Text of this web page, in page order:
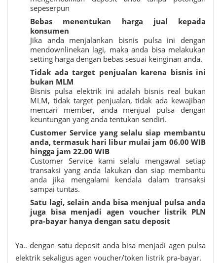
sepeserpun
Bebas menentukan harga jual kepada
konsumen
Jika anda menjalankan bisnis pulsa ini dengan
mendownlinekan lagi, maka anda bisa melakukan
setting harga dengan bebas sesuai keinginan anda.
Tidak ada target penjualan karena bisnis ini
bukan MLM
Bisnis pulsa elektrik ini adalah bisnis real bukan
MLM, tidak target penjualan, tidak ada kewajiban
mencari member, anda menjual pulsa dengan
keuntungan yang anda tentukan sendiri.
Customer Service yang selalu siap membantu
anda, termasuk hari libur mulai jam 06.00 WIB
hingga jam 22.00 WIB
Customer Service kami selalu mengawal setiap
transaksi yang anda lakukan dan siap membantu
anda jika mengalami kendala dalam transaksi
sampai tuntas.
Satu lagi, selain anda bisa menjual pulsa anda
juga bisa menjadi agen voucher listrik PLN
pra-bayar hanya dengan satu deposit
Ya.. dengan satu deposit anda bisa menjadi agen pulsa
elektrik sekaligus agen voucher/token listrik pra-bayar.